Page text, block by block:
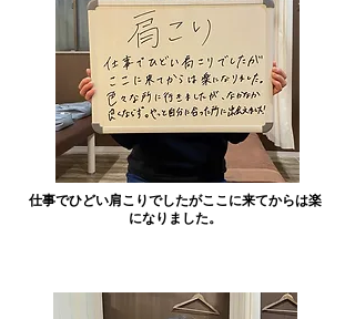
​仕事でひどい肩こりでしたがここに来てからは楽
になりました。